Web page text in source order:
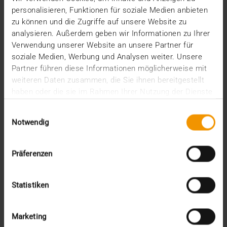
personalisieren, Funktionen für soziale Medien anbieten
zu können und die Zugriffe auf unsere Website zu
analysieren. Außerdem geben wir Informationen zu Ihrer
Verwendung unserer Website an unsere Partner für
soziale Medien, Werbung und Analysen weiter. Unsere
Partner führen diese Informationen möglicherweise mit
weiteren Daten zusammen, die Sie ihnen bereitgestellt
Notwendig
Präferenzen
Statistiken
Marketing
VISUS HEALTH IT
MEHR ERFAHREN